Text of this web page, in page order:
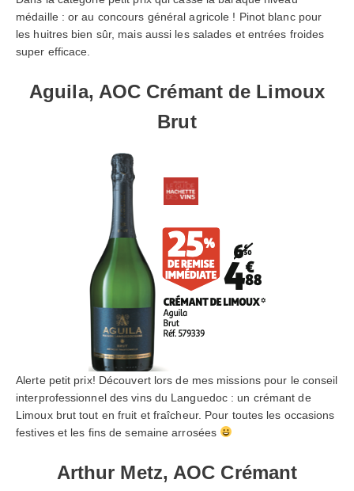
médaille : or au concours général agricole ! Pinot blanc pour
les huitres bien sûr, mais aussi les salades et entrées froides
super efficace.
Aguila, AOC Crémant de Limoux
Brut
Alerte petit prix! Découvert lors de mes missions pour le conseil
interprofessionnel des vins du Languedoc : un crémant de
Limoux brut tout en fruit et fraîcheur. Pour toutes les occasions
festives et les fins de semaine arrosées
Arthur Metz, AOC Crémant